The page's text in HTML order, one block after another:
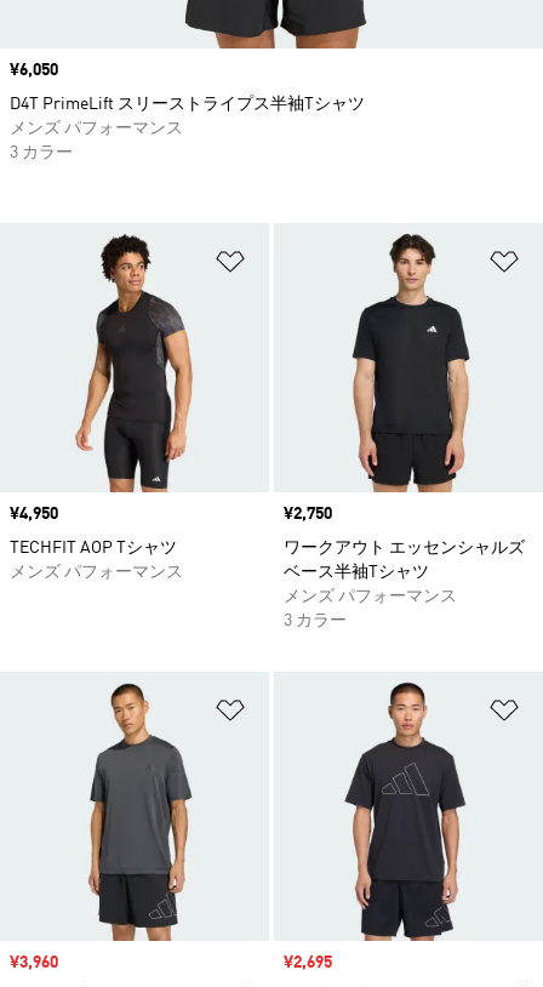
ほしいものリストに追加
価格
¥4,950
TECHFIT AOP Tシャツ
メンズ パフォーマンス
価格
¥2,750
ワークアウト エッセンシャルズ
ベース半袖Tシャツ
メンズ パフォーマンス
3 カラー
ほしいものリストに追加
セール価格
¥3,960
セール価格
¥2,695
価格
¥6,050
D4T PrimeLift スリーストライプス半袖Tシャツ
メンズ パフォーマンス
3 カラー